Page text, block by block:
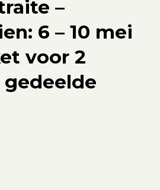
–
6 – 10 mei
voor 2
gedeelde